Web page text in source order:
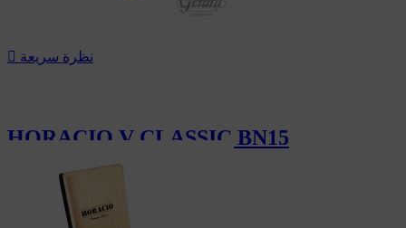
 نظرة سريعة
HORACIO V CLASSIC BN15
178.49 CHF